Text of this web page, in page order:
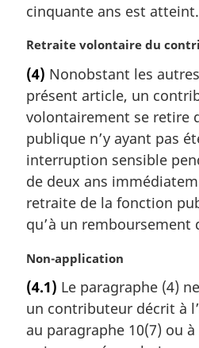
cinquante ans est atteint.
N
t
e
m
a
r
g
i
n
a
e
Retraite volontaire du
(4) Nonobstant les
présent article, un
volontairement se retire
publique n’y ayant pas
interruption sensible
de deux ans
retraite de la fonction
qu’à un
N
t
e
m
Non-application
(4.1) Le paragraphe (4)
un contributeur décrit à
au paragraphe 10(7) ou